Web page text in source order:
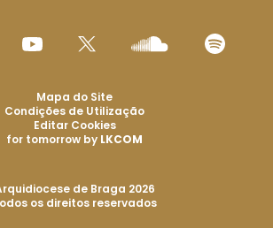
de Braga 2026
os direitos reservados
Mapa do Site
Condições de Utilização
Editar Cookies
for tomorrow by LKCOM